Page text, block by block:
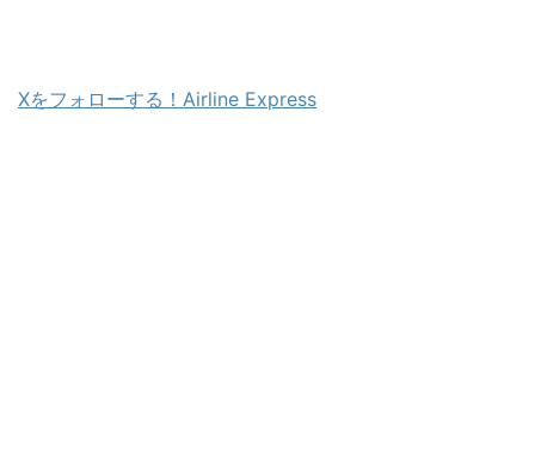
Xをフォローする！Airline Express